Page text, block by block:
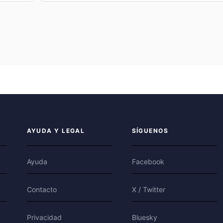
AYUDA Y LEGAL
Ayuda
Contacto
Privacidad
SÍGUENOS
Facebook
X / Twitter
Bluesky